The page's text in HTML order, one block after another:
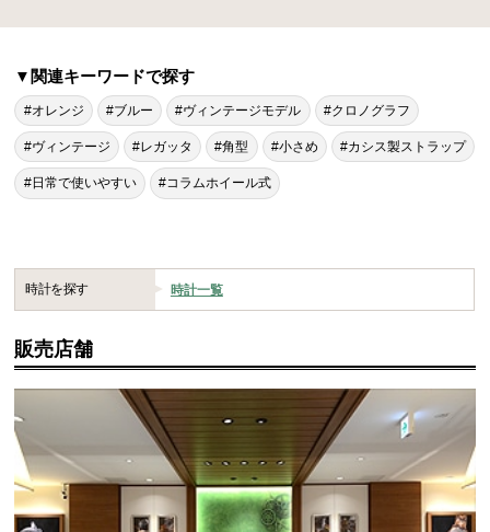
▼関連キーワードで探す
#オレンジ #ブルー #ヴィンテージモデル #クロノグラフ
#ヴィンテージ #レガッタ #角型 #小さめ #カシス製ストラップ
#日常で使いやすい #コラムホイール式
時計を探す 時計一覧
販売店舗